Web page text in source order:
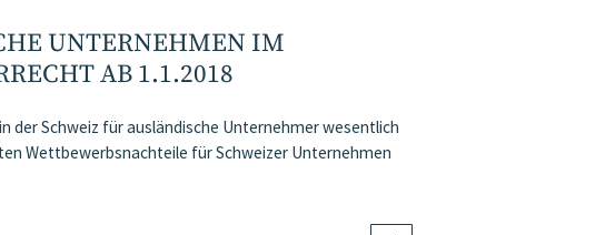
UNTERNEHMEN IM
AB 1.1.2018
der Schweiz für ausländische Unternehmer wesentlich
Wettbewerbsnachteile für Schweizer Unternehmen